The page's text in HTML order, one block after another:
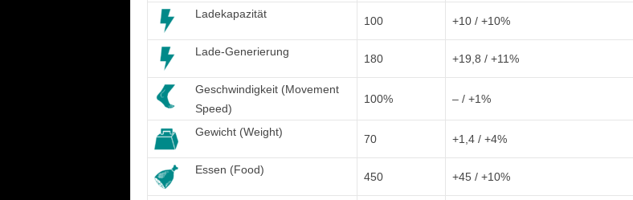
Ladekapazität
100 +10 / +10%
Lade-Generierung
180 +19,8 / +11%
Geschwindigkeit (Movement
Speed)
100% – / +1%
Gewicht (Weight)
70 +1,4 / +4%
Essen (Food)
450 +45 / +10%